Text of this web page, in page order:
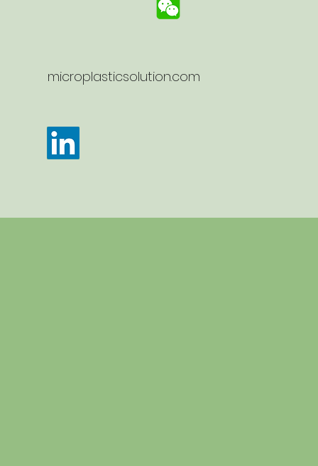
microplasticsolution.com